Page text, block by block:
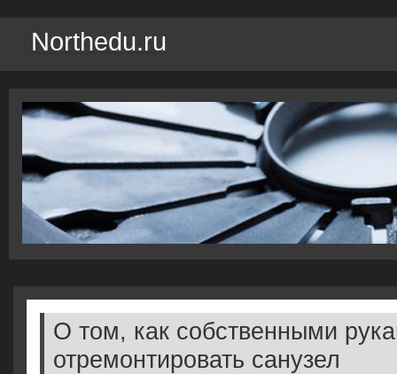
Northedu.ru
О том, как собственными
отремонтировать санузел